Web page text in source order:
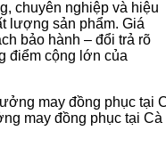
chuyên nghiệp và hiệu
lượng sản phẩm. Giá
bảo hành – đổi trả rõ
điểm cộng lớn của
may đồng phục tại